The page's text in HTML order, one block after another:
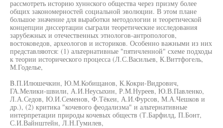
рассмотреть историю хуннского общества через призму более
общих закономерностей социальной эволюции. В этом плане
большое значение для выработки методологии и теоретической
концепции диссертации сыграли теоретические исследования
зарубежных и отечественных этнологов-антропологов,
востоковедов, археологов и историков. Особенно важными из них
представляются: (1) альтернативные "пятичленной" схеме подходы
к теории исторического процесса (Л.С.Васильев, К.Виттфогель,
М.Годелье,
B.П.Илюшечкин, Ю.М.Кобищанов, К.Кокри-Видрович,
ГА.Мелики-швили, А.И.Неусыхин, Р.М.Нуреев, Ю.В.Павленко,
Л.А.Седов, Ю.И.Семенов, Ф.Тёкеи, А.И.Фурсов, М.А.Чешков и
др.), (2) критика "кочевого феодализма" и альтернативные
интерпретации природы кочевых обществ (Т.Барфилд, П.Бонт,
С.И.Вайнштейн, Л.Н.Гумилев,